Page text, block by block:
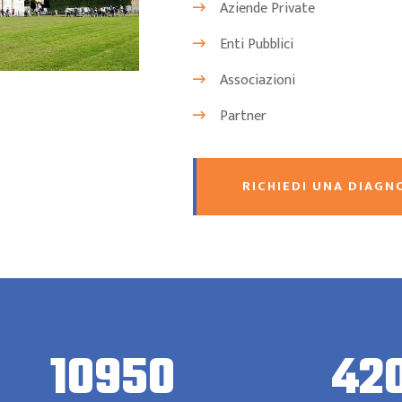
Aziende Private
Enti Pubblici
Associazioni
Partner
RICHIEDI UNA
10950